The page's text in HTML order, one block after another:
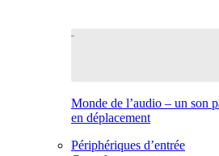
Monde de l’audio – un son
en déplacement
Périphériques d’entrée